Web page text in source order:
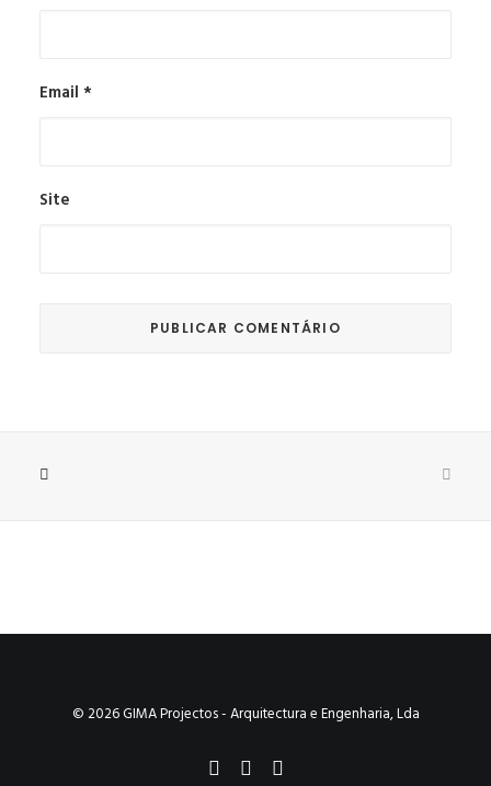
Email *
Site
© 2026 GIMA Projectos - Arquitectura e Engenharia, Lda